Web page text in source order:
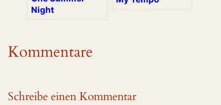
Night
Kommentare
Schreibe einen Kommentar